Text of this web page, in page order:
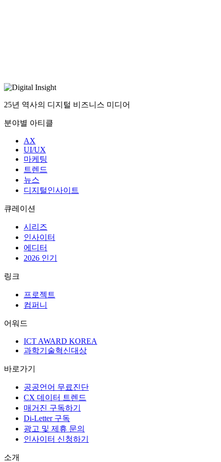
25년 역사의 디지털 비즈니스 미디어
분야별 아티클
AX
UI/UX
마케팅
트렌드
뉴스
디지털인사이트
큐레이션
시리즈
인사이터
에디터
2026 인기
링크
프로젝트
컴퍼니
어워드
ICT AWARD KOREA
과학기술혁신대상
바로가기
공공언어 무료진단
CX 데이터 트렌드
매거진 구독하기
Di-Letter 구독
광고 및 제휴 문의
인사이터 신청하기
소개